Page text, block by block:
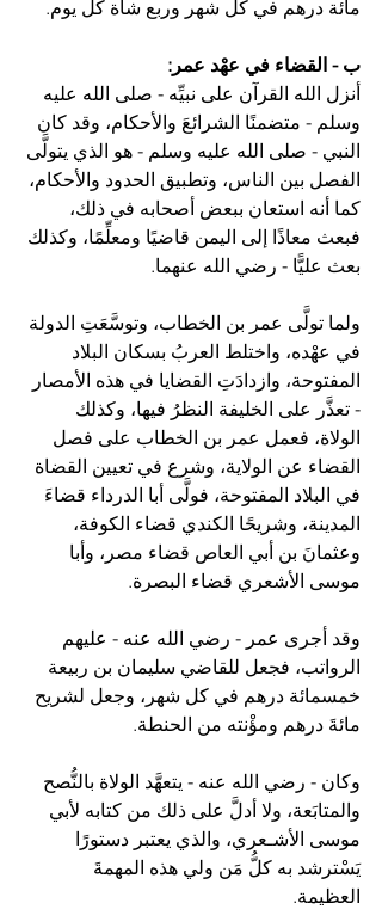
مائة درهم في كل شهر وربع شاة كل يوم.
ب - القضاء في عهْد عمر:
أنزل الله القرآن على نبيِّه - صلى الله عليه
وسلم - متضمنًا الشرائعَ والأحكام، وقد كان
النبي - صلى الله عليه وسلم - هو الذي يتولَّى
الفصل بين الناس، وتطبيق الحدود والأحكام،
كما أنه استعان ببعض أصحابه في ذلك،
فبعث معاذًا إلى اليمن قاضيًا ومعلِّمًا، وكذلك
بعث عليًّا - رضي الله عنهما.
ولما تولَّى عمر بن الخطاب، وتوسَّعَتِ الدولة
في عهْده، واختلط العربُ بسكان البلاد
المفتوحة، وازدادَتِ القضايا في هذه الأمصار
- تعذَّر على الخليفة النظرُ فيها، وكذلك
الولاة، فعمل عمر بن الخطاب على فصل
القضاء عن الولاية، وشرع في تعيين القضاة
في البلاد المفتوحة، فولَّى أبا الدرداء قضاءَ
المدينة، وشريحًا الكندي قضاء الكوفة،
وعثمانَ بن أبي العاص قضاء مصر، وأبا
موسى الأشعري قضاء البصرة.
وقد أجرى عمر - رضي الله عنه - عليهم
الرواتب، فجعل للقاضي سليمان بن ربيعة
خمسمائة درهم في كل شهر، وجعل لشريح
مائةَ درهم ومؤْنته من الحنطة.
وكان - رضي الله عنه - يتعهَّد الولاة بالنُّصح
والمتابَعة، ولا أدلَّ على ذلك من كتابه لأبي
موسى الأشـعري، والذي يعتبر دستورًا
يَسْترشد به كلُّ مَن ولي هذه المهمةَ
العظيمة.